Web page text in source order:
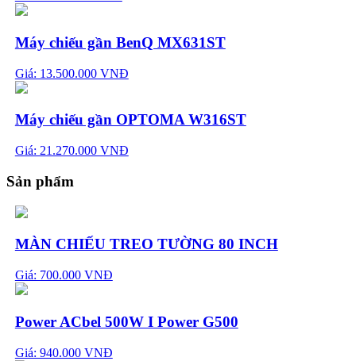
Máy chiếu gần BenQ MX631ST
Giá: 13.500.000 VNĐ
Máy chiếu gần OPTOMA W316ST
Giá: 21.270.000 VNĐ
Sản phẩm
MÀN CHIẾU TREO TƯỜNG 80 INCH
Giá: 700.000 VNĐ
Power ACbel 500W I Power G500
Giá: 940.000 VNĐ